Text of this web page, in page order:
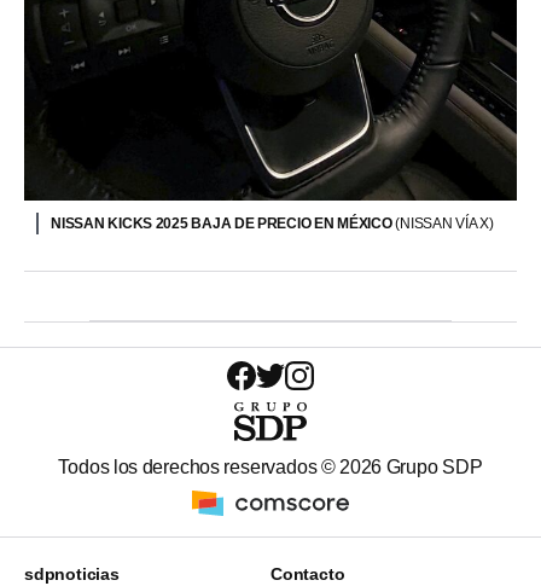
NISSAN KICKS 2025 BAJA DE PRECIO EN MÉXICO(NISSAN VÍA X)
Todos los derechos reservados © 2026 Grupo SDP
sdpnoticias Contacto